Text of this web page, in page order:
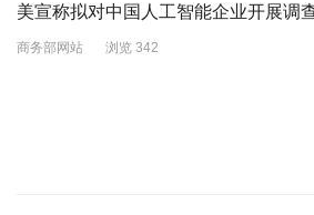
美宣称拟对中国人工智能企业开展调
商务部网站 浏览 342